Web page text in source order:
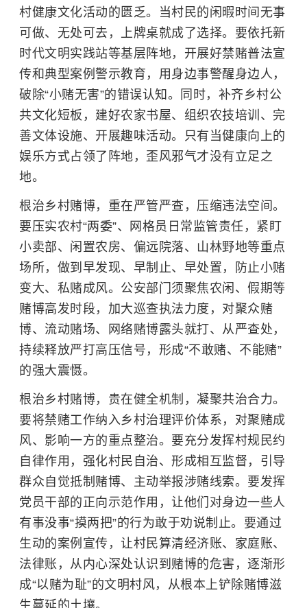
村健康文化活动的匮乏。当村民的闲暇时间无事
可做、无处可去，上牌桌就成了选择。要依托新
时代文明实践站等基层阵地，开展好禁赌普法宣
传和典型案例警示教育，用身边事警醒身边人，
破除“小赌无害”的错误认知。同时，补齐乡村公
共文化短板，建好农家书屋、组织农技培训、完
善文体设施、开展趣味活动。只有当健康向上的
娱乐方式占领了阵地，歪风邪气才没有立足之
地。
根治乡村赌博，重在严管严查，压缩违法空间。
要压实农村“两委”、网格员日常监管责任，紧盯
小卖部、闲置农房、偏远院落、山林野地等重点
场所，做到早发现、早制止、早处置，防止小赌
变大、私赌成风。公安部门须聚焦农闲、假期等
赌博高发时段，加大巡查执法力度，对聚众赌
博、流动赌场、网络赌博露头就打、从严查处，
持续释放严打高压信号，形成“不敢赌、不能赌”
的强大震慑。
根治乡村赌博，贵在健全机制，凝聚共治合力。
要将禁赌工作纳入乡村治理评价体系，对聚赌成
风、影响一方的重点整治。要充分发挥村规民约
自律作用，强化村民自治、形成相互监督，引导
群众自觉抵制赌博、主动举报涉赌线索。要发挥
党员干部的正向示范作用，让他们 对身边一些人
有事没事“摸两把”的行为敢于劝说制止。要通过
生动的案例宣传，让村民算清经济账、家庭账、
法律账，从内心深处认识到赌博的危害，逐渐形
成“以赌为耻”的文明村风，从根本上铲除赌博滋